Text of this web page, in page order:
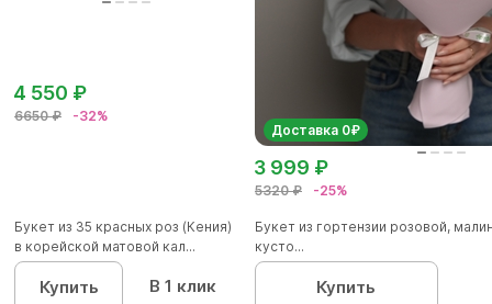
6650 ₽ -32%
4 550 ₽
Букет из 35 красных роз (Кения)
в корейской матовой кал...
Купить В 1 клик
Доставка 0₽
5320 ₽ -25%
3 999 ₽
Букет из гортензии розовой,
кусто...
Купить